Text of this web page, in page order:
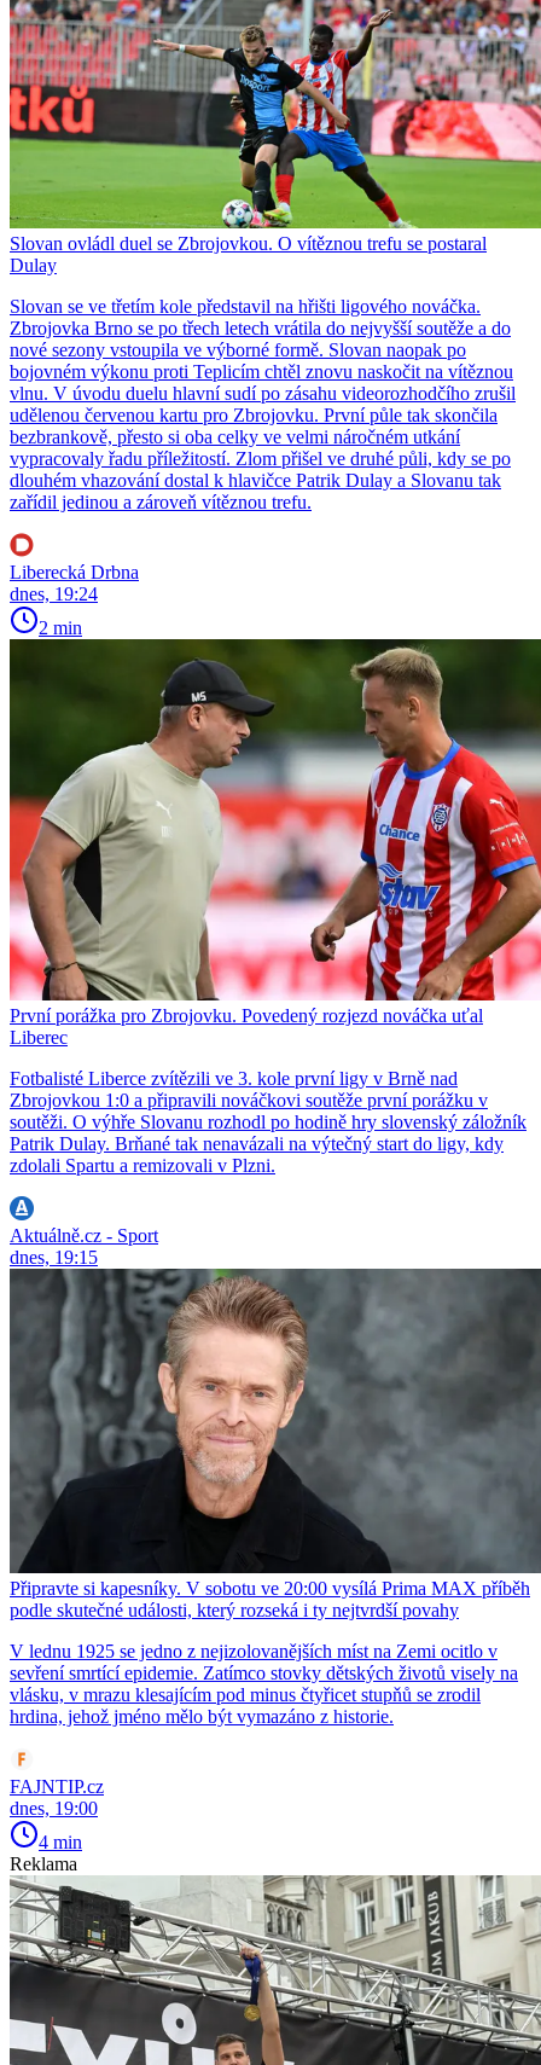
Slovan ovládl duel se Zbrojovkou. O vítěznou trefu se postaral
Dulay
Slovan se ve třetím kole představil na hřišti ligového nováčka.
Zbrojovka Brno se po třech letech vrátila do nejvyšší soutěže a do
nové sezony vstoupila ve výborné formě. Slovan naopak po
bojovném výkonu proti Teplicím chtěl znovu naskočit na vítěznou
vlnu. V úvodu duelu hlavní sudí po zásahu videorozhodčího zrušil
udělenou červenou kartu pro Zbrojovku. První půle tak skončila
bezbrankově, přesto si oba celky ve velmi náročném utkání
vypracovaly řadu příležitostí. Zlom přišel ve druhé půli, kdy se po
dlouhém vhazování dostal k hlavičce Patrik Dulay a Slovanu tak
zařídil jedinou a zároveň vítěznou trefu.
Liberecká Drbna
dnes, 19:24
2 min
První porážka pro Zbrojovku. Povedený rozjezd nováčka uťal
Liberec
Fotbalisté Liberce zvítězili ve 3. kole první ligy v Brně nad
Zbrojovkou 1:0 a připravili nováčkovi soutěže první porážku v
soutěži. O výhře Slovanu rozhodl po hodině hry slovenský záložník
Patrik Dulay. Brňané tak nenavázali na výtečný start do ligy, kdy
zdolali Spartu a remizovali v Plzni.
Aktuálně.cz - Sport
dnes, 19:15
Připravte si kapesníky. V sobotu ve 20:00 vysílá Prima MAX příběh
podle skutečné události, který rozseká i ty nejtvrdší povahy
V lednu 1925 se jedno z nejizolovanějších míst na Zemi ocitlo v
sevření smrtící epidemie. Zatímco stovky dětských životů visely na
vlásku, v mrazu klesajícím pod minus čtyřicet stupňů se zrodil
hrdina, jehož jméno mělo být vymazáno z historie.
FAJNTIP.cz
dnes, 19:00
4 min
Reklama